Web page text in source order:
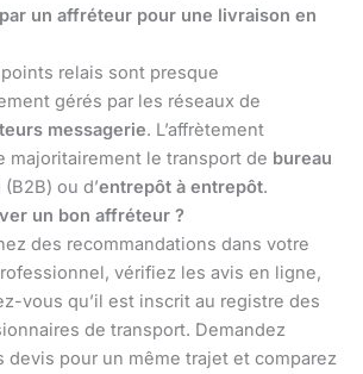
un affréteur pour une livraison en
relais sont presque
gérés par les réseaux de
messagerie. L’affrètement
majoritairement le transport de bureau
(B2B) ou d’entrepôt à entrepôt.
un bon affréteur ?
des recommandations dans votre
vérifiez les avis en ligne,
vous qu’il est inscrit au registre des
de transport. Demandez
devis pour un même trajet et comparez